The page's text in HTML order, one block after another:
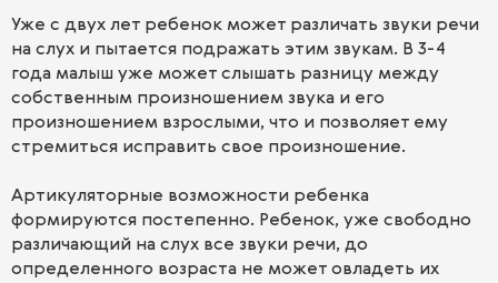
Уже с двух лет ребенок может различать звуки речи
на слух и пытается подражать этим звукам. В 3-4
года малыш уже может слышать разницу между
собственным произношением звука и его
произношением взрослыми, что и позволяет ему
стремиться исправить свое произношение.
Артикуляторные возможности ребенка
формируются постепенно. Ребенок, уже свободно
различающий на слух все звуки речи, до
определенного возраста не может овладеть их